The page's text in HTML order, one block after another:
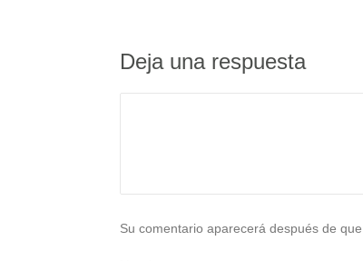
Deja una respuesta
Su comentario aparecerá después de